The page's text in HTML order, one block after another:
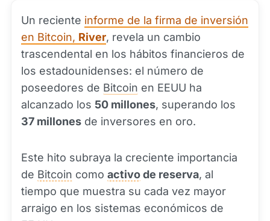
Un reciente informe de la firma de inversión
en Bitcoin, River, revela un cambio
trascendental en los hábitos financieros de
los estadounidenses: el número de
poseedores de Bitcoin en EEUU ha
alcanzado los 50 millones, superando los
37 millones de inversores en oro.
Este hito subraya la creciente importancia
de Bitcoin como activode reserva, al
tiempo que muestra su cada vez mayor
arraigo en los sistemas económicos de